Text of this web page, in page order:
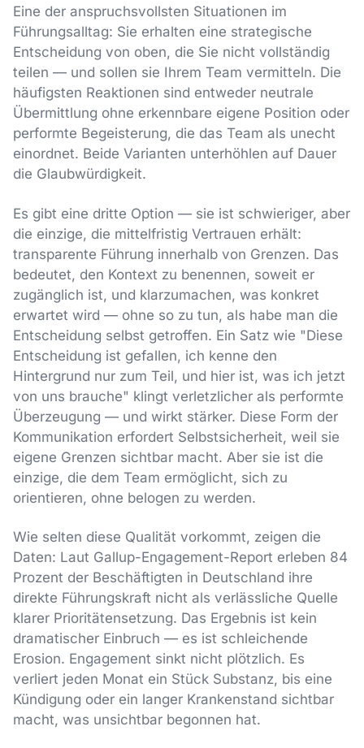
Eine der anspruchsvollsten Situationen im
Führungsalltag: Sie erhalten eine strategische
Entscheidung von oben, die Sie nicht vollständig
teilen — und sollen sie Ihrem Team vermitteln. Die
häufigsten Reaktionen sind entweder neutrale
Übermittlung ohne erkennbare eigene Position oder
performte Begeisterung, die das Team als unecht
einordnet. Beide Varianten unterhöhlen auf Dauer
die Glaubwürdigkeit.
Es gibt eine dritte Option — sie ist schwieriger, aber
die einzige, die mittelfristig Vertrauen erhält:
transparente Führung innerhalb von Grenzen. Das
bedeutet, den Kontext zu benennen, soweit er
zugänglich ist, und klarzumachen, was konkret
erwartet wird — ohne so zu tun, als habe man die
Entscheidung selbst getroffen. Ein Satz wie "Diese
Entscheidung ist gefallen, ich kenne den
Hintergrund nur zum Teil, und hier ist, was ich jetzt
von uns brauche" klingt verletzlicher als performte
Überzeugung — und wirkt stärker. Diese Form der
Kommunikation erfordert Selbstsicherheit, weil sie
eigene Grenzen sichtbar macht. Aber sie ist die
einzige, die dem Team ermöglicht, sich zu
orientieren, ohne belogen zu werden.
Wie selten diese Qualität vorkommt, zeigen die
Daten: Laut Gallup-Engagement-Report erleben 84
Prozent der Beschäftigten in Deutschland ihre
direkte Führungskraft nicht als verlässliche Quelle
klarer Prioritätensetzung. Das Ergebnis ist kein
dramatischer Einbruch — es ist schleichende
Erosion. Engagement sinkt nicht plötzlich. Es
verliert jeden Monat ein Stück Substanz, bis eine
Kündigung oder ein langer Krankenstand sichtbar
macht, was unsichtbar begonnen hat.